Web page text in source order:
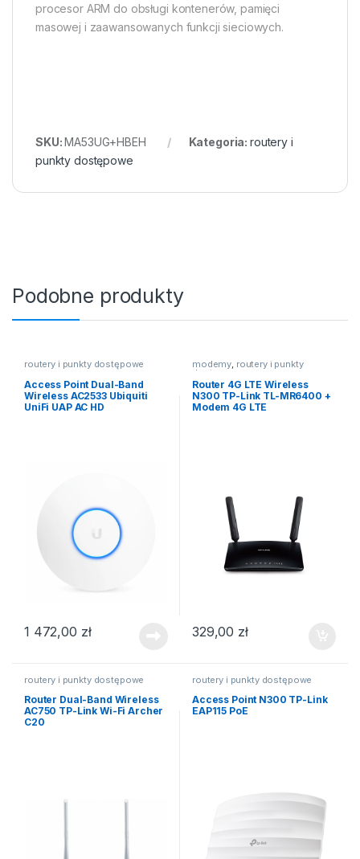
procesor ARM do obsługi kontenerów, pamięci
masowej i zaawansowanych funkcji sieciowych.
SKU:MA53UG+HBEH Kategoria: routery i
punkty dostępowe
Podobne produkty
routery i punkty dostępowe
Access Point Dual-Band
Wireless AC2533 Ubiquiti
UniFi UAP AC HD
1 472,00 zł
modemy, routery i punkty
dostępowe
Router 4G LTE Wireless
N300 TP-Link TL-MR6400 +
Modem 4G LTE
329,00 zł
routery i punkty dostępowe
Router Dual-Band Wireless
AC750 TP-Link Wi-Fi Archer
C20
routery i punkty dostępowe
Access Point N300 TP-Link
EAP115 PoE